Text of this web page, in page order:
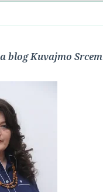
blog Kuvajmo Srcem